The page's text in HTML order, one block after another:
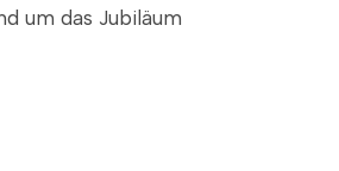
um das Jubiläum